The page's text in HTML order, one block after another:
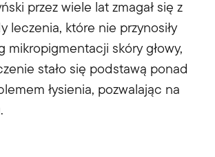
przez wiele lat zmagał się z
leczenia, które nie przynosiły
mikropigmentacji skóry głowy,
stało się podstawą ponad
łysienia, pozwalając na